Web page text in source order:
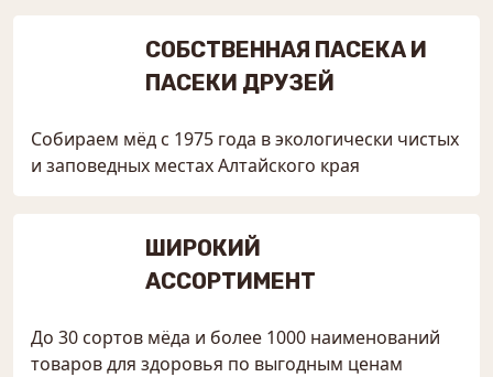
СОБСТВЕННАЯ ПАСЕКА И
ПАСЕКИ ДРУЗЕЙ
Собираем мёд с 1975 года в экологически чистых
и заповедных местах Алтайского края
ШИРОКИЙ
АССОРТИМЕНТ
До 30 сортов мёда и более 1000 наименований
товаров для здоровья по выгодным ценам